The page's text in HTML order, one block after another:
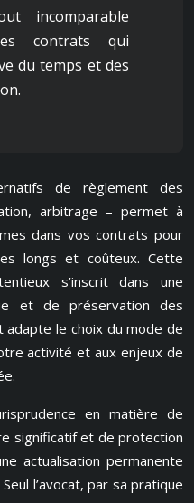
incomparable
contrats qui
du temps et des
de règlement des
arbitrage – permet à
dans vos contrats pour
longs et coûteux. Cette
s’inscrit dans une
et de préservation des
adapte le choix du mode de
activité et aux enjeux de
en matière de
significatif et de protection
actualisation permanente
l’avocat, par sa pratique